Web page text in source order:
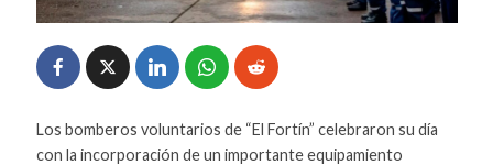
Los bomberos voluntarios de “El Fortín” celebraron su día
con la incorporación de un importante equipamiento